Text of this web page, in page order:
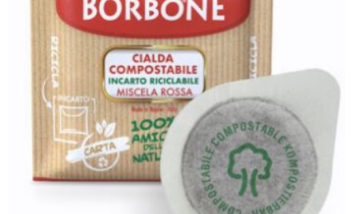
PRODOTTI HO.RE.CA.
ACCESSORI
IDEA REGALO
RICAMBI
SNACK & BIBITE